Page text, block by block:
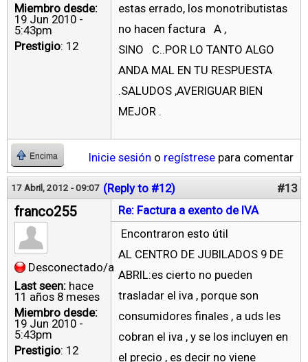
Miembro desde:
19 Jun 2010 -
5:43pm
Prestigio: 12
estas errado, los monotributistas
no hacen factura A ,
SINO C..POR LO TANTO ALGO
ANDA MAL EN TU RESPUESTA
.SALUDOS ,AVERIGUAR BIEN
MEJOR .
Encima Inicie sesión o regístrese para comentar
17 Abril, 2012 - 09:07 (Reply to #12) #13
franco255
Desconectado/a
Last seen: hace
11 años 8 meses
Miembro desde:
19 Jun 2010 -
5:43pm
Prestigio: 12
Re: Factura a exento de IVA
Encontraron esto útil
AL CENTRO DE JUBILADOS 9 DE
ABRIL:es cierto no pueden
trasladar el iva , porque son
consumidores finales , a uds les
cobran el iva , y se los incluyen en
el precio , es decir no viene